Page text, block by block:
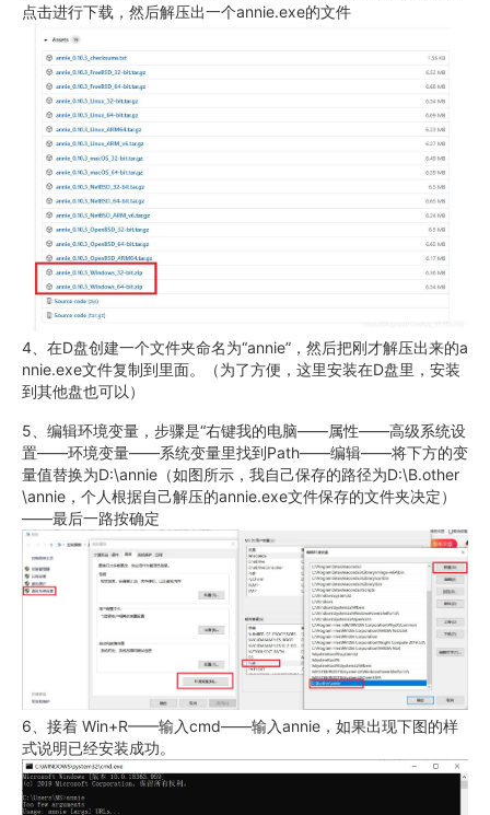
点击进行下载，然后解压出一个annie.exe的文件
4、在D盘创建一个文件夹命名为“annie”，然后把刚才解压出来的a
nnie.exe文件复制到里面。（为了方便，这里安装在D盘里，安装
到其他盘也可以）
5、编辑环境变量，步骤是“右键我的电脑——属性——高级系统设
置——环境变量——系统变量里找到Path——编辑——将下方的变
量值替换为D:\annie（如图所示，我自己保存的路径为D:\B.other
\annie，个人根据自己解压的annie.exe文件保存的文件夹决定）
——最后一路按确定
6、接着 Win+R——输入cmd——输入annie，如果出现下图的样
式说明已经安装成功。